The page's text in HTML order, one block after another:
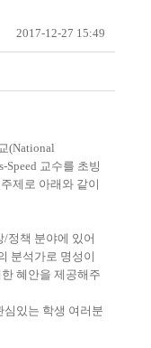
2017-12-27 15:49
(National
Speed 교수를 초빙
제로 아래와 같이
/정책 분야에 있어
분석가로 명성이
혜안을 제공해주
심있는 학생 여러분